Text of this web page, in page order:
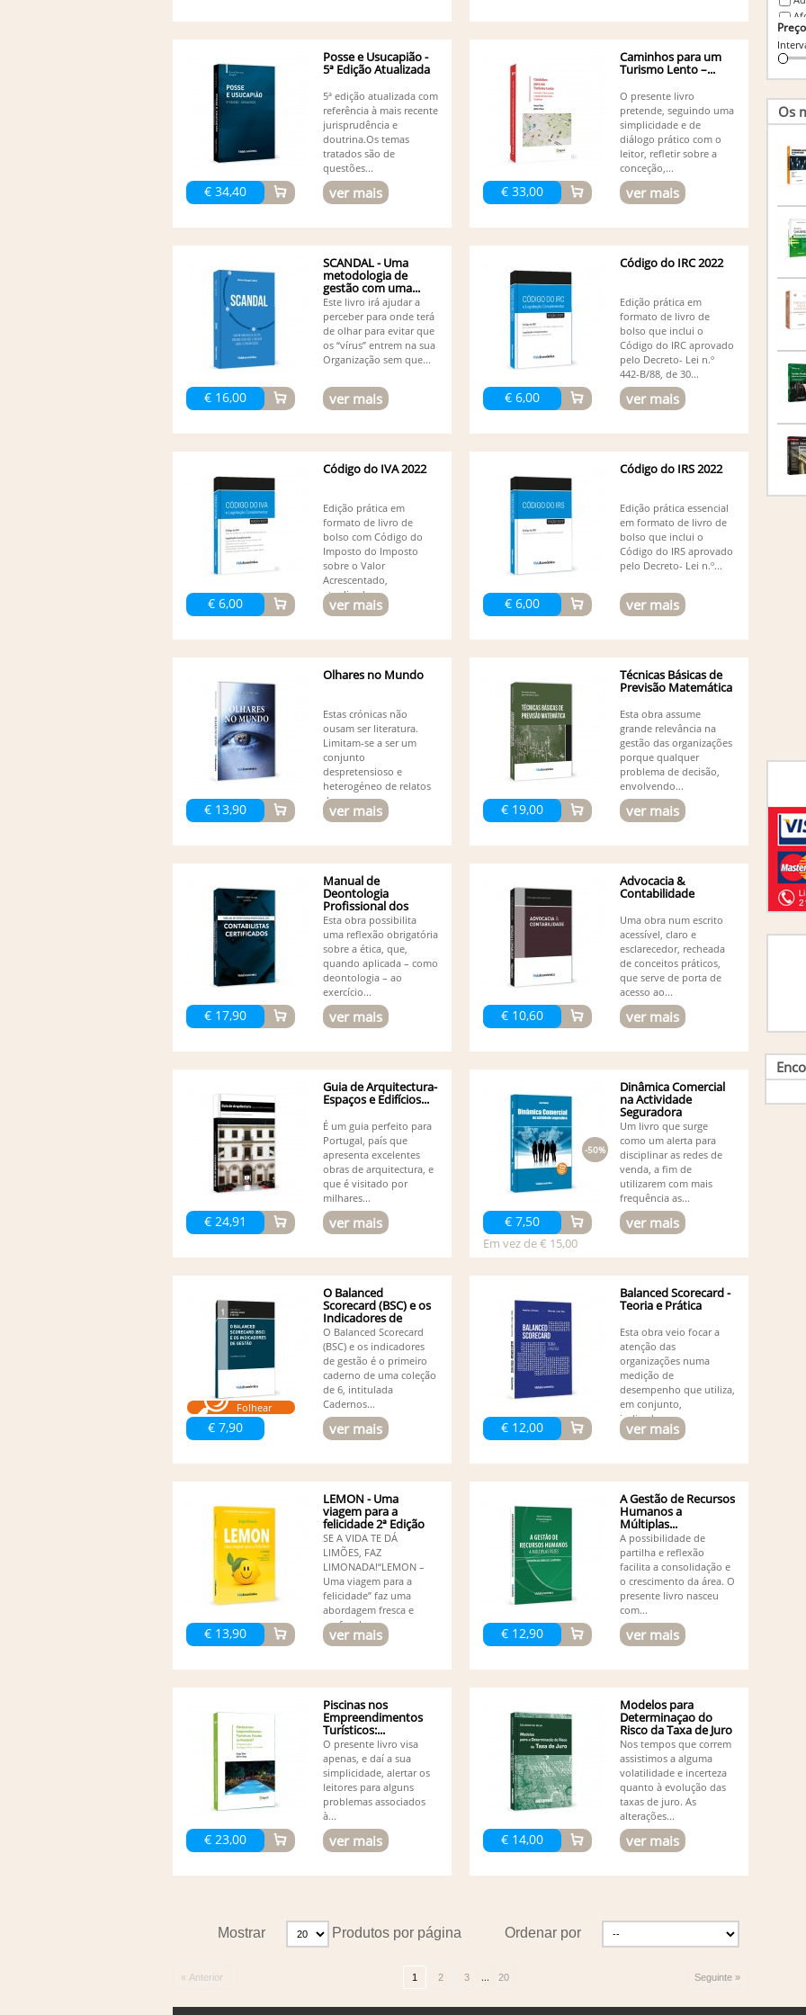
€ 34,40
Posse e Usucapião -
5ª Edição Atualizada
5ª edição atualizada com
referência à mais recente
jurisprudência e
doutrina.Os temas
tratados são de
questões...
ver mais € 33,00
Caminhos para um
Turismo Lento –...
O presente livro
pretende, seguindo uma
simplicidade e de
diálogo prático com o
leitor, refletir sobre a
conceção,...
ver mais
€ 16,00
SCANDAL - Uma
metodologia de
gestão com uma...
Este livro irá ajudar a
perceber para onde terá
de olhar para evitar que
os “vírus” entrem na sua
Organização sem que...
ver mais € 6,00
Código do IRC 2022
Edição prática em
formato de livro de
bolso que inclui o
Código do IRC aprovado
pelo Decreto- Lei n.º
442-B/88, de 30...
ver mais
€ 6,00
Código do IVA 2022
Edição prática em
formato de livro de
bolso com Código do
Imposto do Imposto
sobre o Valor
Acrescentado,
atualizado...
ver mais € 6,00
Código do IRS 2022
Edição prática essencial
em formato de livro de
bolso que inclui o
Código do IRS aprovado
pelo Decreto- Lei n.º...
ver mais
€ 13,90
Olhares no Mundo
Estas crónicas não
ousam ser literatura.
Limitam-se a ser um
conjunto
despretensioso e
heterogéneo de relatos
de...
ver mais € 19,00
Técnicas Básicas de
Previsão Matemática
Esta obra assume
grande relevância na
gestão das organizações
porque qualquer
problema de decisão,
envolvendo...
ver mais
€ 17,90
Manual de
Deontologia
Profissional dos
Contabilistas...
Esta obra possibilita
uma reflexão obrigatória
sobre a ética, que,
quando aplicada – como
deontologia – ao
exercício...
ver mais € 10,60
Advocacia &
Contabilidade
Uma obra num escrito
acessível, claro e
esclarecedor, recheada
de conceitos práticos,
que serve de porta de
acesso ao...
ver mais
€ 24,91
Guia de Arquitectura-
Espaços e Edifícios...
É um guia perfeito para
Portugal, país que
apresenta excelentes
obras de arquitectura, e
que é visitado por
milhares...
ver mais € 7,50
Em vez de € 15,00
-50%
Dinâmica Comercial
na Actividade
Seguradora
Um livro que surge
como um alerta para
disciplinar as redes de
venda, a fim de
utilizarem com mais
frequência as...
ver mais
Folhear
€ 7,90
O Balanced
Scorecard (BSC) e os
Indicadores de
Gestão
O Balanced Scorecard
(BSC) e os indicadores
de gestão é o primeiro
caderno de uma coleção
de 6, intitulada
Cadernos...
ver mais € 12,00
Balanced Scorecard -
Teoria e Prática
Esta obra veio focar a
atenção das
organizações numa
medição de
desempenho que utiliza,
em conjunto,
indicadores...
ver mais
€ 13,90
LEMON - Uma
viagem para a
felicidade 2ª Edição
SE A VIDA TE DÁ
LIMÕES, FAZ
LIMONADA!“LEMON –
Uma viagem para a
felicidade” faz uma
abordagem fresca e
profunda...
ver mais € 12,90
A Gestão de Recursos
Humanos a
Múltiplas...
A possibilidade de
partilha e reflexão
facilita a consolidação e
o crescimento da área. O
presente livro nasceu
com...
ver mais
€ 23,00
Piscinas nos
Empreendimentos
Turísticos:...
O presente livro visa
apenas, e daí a sua
simplicidade, alertar os
leitores para alguns
problemas associados
à...
ver mais € 14,00
Modelos para
Determinaçao do
Risco da Taxa de Juro
Nos tempos que correm
assistimos a alguma
volatilidade e incerteza
quanto à evolução das
taxas de juro. As
alterações...
ver mais
Ordenar por
Mostrar Produtos por página
« Anterior 1 2 3 ... 20 Seguinte »
Peres
(1)
Preço
Os